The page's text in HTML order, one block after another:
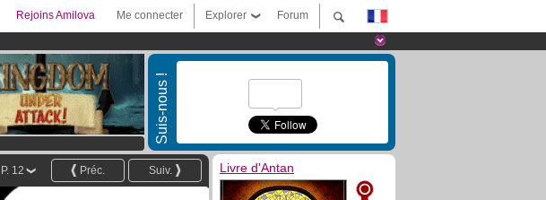
Forum
Explorer
Me connecter
Rejoins Amilova
Suis-nous !
Suiv.
Préc.
P. 12 Livre d'Antan